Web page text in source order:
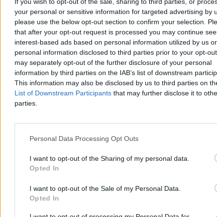
your personal or sensitive information for targeted advertising by
please use the below opt-out section to confirm your selection.
that after your opt-out request is processed you may continue
interest-based ads based on personal information utilized by us or
personal information disclosed to third parties prior to your opt-
may separately opt-out of the further disclosure of your personal
information by third parties on the IAB’s list of downstream
This information may also be disclosed by us to third parties on
List of Downstream Participants that may further disclose it to
parties.
Personal Data Processing Opt Outs
I want to opt-out of the Sharing of my personal data.
Opted In
I want to opt-out of the Sale of my Personal Data.
Opted In
Paweł Żurek
Wczoraj 19:12
4 min
Reklama
Reklama
Kraj